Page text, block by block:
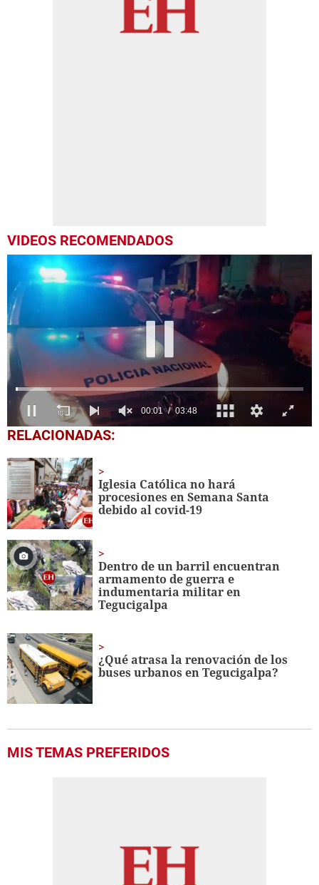
VIDEOS RECOMENDADOS
0
seconds
3
minutes,
48
seconds
RELACIONADAS:
Iglesia Católica no hará
procesiones en Semana Santa
debido al covid-19
Dentro de un barril encuentran
armamento de guerra e
indumentaria militar en
Tegucigalpa
¿Qué atrasa la renovación de los
buses urbanos en Tegucigalpa?
MIS TEMAS PREFERIDOS